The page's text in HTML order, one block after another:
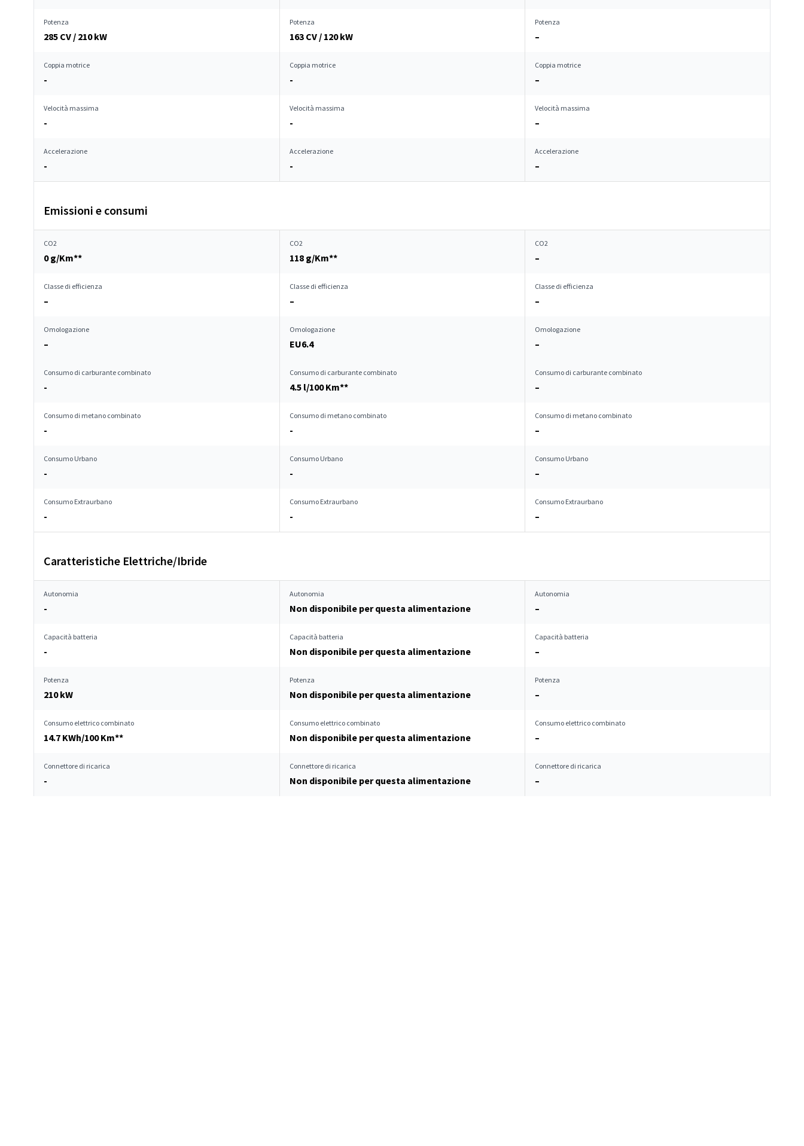
Potenza
285 CV / 210 kW
Potenza
163 CV / 120 kW
Potenza
–
Coppia motrice
-
Coppia motrice
-
Coppia motrice
–
Velocità massima
-
Velocità massima
-
Velocità massima
–
Accelerazione
-
Accelerazione
-
Accelerazione
–
Emissioni e consumi
CO2
0 g/Km**
CO2
118 g/Km**
CO2
–
Classe di efficienza
–
Classe di efficienza
–
Classe di efficienza
–
Omologazione
–
Omologazione
EU6.4
Omologazione
–
Consumo di carburante combinato
-
Consumo di carburante combinato
4.5 l/100 Km**
Consumo di carburante combinato
–
Consumo di metano combinato
-
Consumo di metano combinato
-
Consumo di metano combinato
–
Consumo Urbano
-
Consumo Urbano
-
Consumo Urbano
–
Consumo Extraurbano
-
Consumo Extraurbano
-
Consumo Extraurbano
–
Caratteristiche Elettriche/Ibride
Autonomia
-
Autonomia
Non disponibile per questa alimentazione
Autonomia
–
Capacità batteria
-
Capacità batteria
Non disponibile per questa alimentazione
Capacità batteria
–
Potenza
210 kW
Potenza
Non disponibile per questa alimentazione
Potenza
–
Consumo elettrico combinato
14.7 KWh/100 Km**
Consumo elettrico combinato
Non disponibile per questa alimentazione
Consumo elettrico combinato
–
Connettore di ricarica
-
Connettore di ricarica
Non disponibile per questa alimentazione
Connettore di ricarica
–